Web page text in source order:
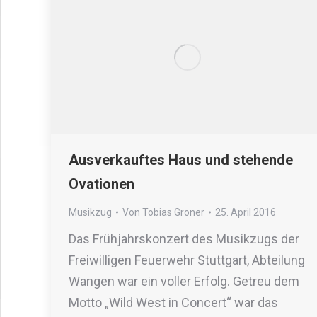
Ausverkauftes Haus und stehende
Ovationen
Musikzug Von Tobias Groner 25. April 2016
Das Frühjahrskonzert des Musikzugs der
Freiwilligen Feuerwehr Stuttgart, Abteilung
Wangen war ein voller Erfolg. Getreu dem
Motto „Wild West in Concert“ war das